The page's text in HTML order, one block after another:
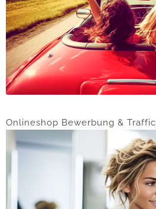
Onlineshop Bewerbung & Traffic